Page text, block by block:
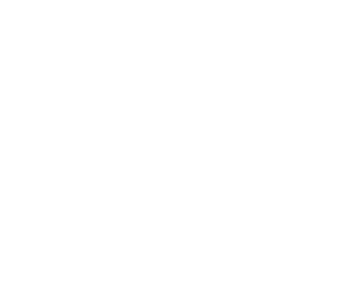
et les finalités de vos
également le droit
des données, vous
futur des
certaines
contrôle
requises par la
à la protection des